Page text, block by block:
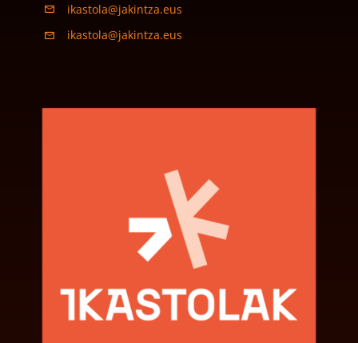
ikastola@jakintza.eus
ikastola@jakintza.eus